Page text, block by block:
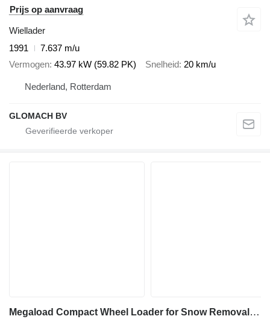
Prijs op aanvraag
Wiellader
1991
7.637 m/u
Vermogen 43.97 kW (59.82 PK) Snelheid 20 km/u
Nederland, Rotterdam
GLOMACH BV
Megaload Compact Wheel Loader for Snow Removal and Winter Maintenance